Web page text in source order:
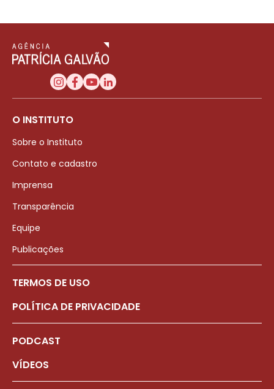
O INSTITUTO
Sobre o Instituto
Contato e cadastro
Imprensa
Transparência
Equipe
Publicações
TERMOS DE USO
POLÍTICA DE PRIVACIDADE
PODCAST
VÍDEOS